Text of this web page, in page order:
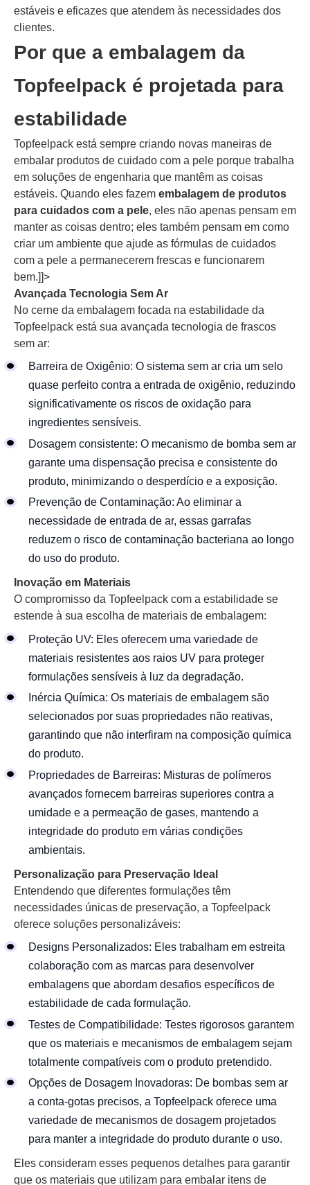
estáveis e eficazes que atendem às necessidades dos
clientes.
Por que a embalagem da
Topfeelpack é projetada para
estabilidade
Topfeelpack está sempre criando novas maneiras de
embalar produtos de cuidado com a pele porque trabalha
em soluções de engenharia que mantêm as coisas
estáveis. Quando eles fazem embalagem de produtos
para cuidados com a pele, eles não apenas pensam em
manter as coisas dentro; eles também pensam em como
criar um ambiente que ajude as fórmulas de cuidados
com a pele a permanecerem frescas e funcionarem
bem.]]>
Avançada Tecnologia Sem Ar
No cerne da embalagem focada na estabilidade da
Topfeelpack está sua avançada tecnologia de frascos
sem ar:
Barreira de Oxigênio: O sistema sem ar cria um selo
quase perfeito contra a entrada de oxigênio, reduzindo
significativamente os riscos de oxidação para
ingredientes sensíveis.
Dosagem consistente: O mecanismo de bomba sem ar
garante uma dispensação precisa e consistente do
produto, minimizando o desperdício e a exposição.
Prevenção de Contaminação: Ao eliminar a
necessidade de entrada de ar, essas garrafas
reduzem o risco de contaminação bacteriana ao longo
do uso do produto.
Inovação em Materiais
O compromisso da Topfeelpack com a estabilidade se
estende à sua escolha de materiais de embalagem:
Proteção UV: Eles oferecem uma variedade de
materiais resistentes aos raios UV para proteger
formulações sensíveis à luz da degradação.
Inércia Química: Os materiais de embalagem são
selecionados por suas propriedades não reativas,
garantindo que não interfiram na composição química
do produto.
Propriedades de Barreiras: Misturas de polímeros
avançados fornecem barreiras superiores contra a
umidade e a permeação de gases, mantendo a
integridade do produto em várias condições
ambientais.
Personalização para Preservação Ideal
Entendendo que diferentes formulações têm
necessidades únicas de preservação, a Topfeelpack
oferece soluções personalizáveis:
Designs Personalizados: Eles trabalham em estreita
colaboração com as marcas para desenvolver
embalagens que abordam desafios específicos de
estabilidade de cada formulação.
Testes de Compatibilidade: Testes rigorosos garantem
que os materiais e mecanismos de embalagem sejam
totalmente compatíveis com o produto pretendido.
Opções de Dosagem Inovadoras: De bombas sem ar
a conta-gotas precisos, a Topfeelpack oferece uma
variedade de mecanismos de dosagem projetados
para manter a integridade do produto durante o uso.
Eles consideram esses pequenos detalhes para garantir
que os materiais que utilizam para embalar itens de